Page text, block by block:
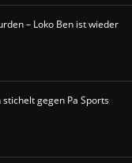
– Loko Ben ist wieder
stichelt gegen Pa Sports